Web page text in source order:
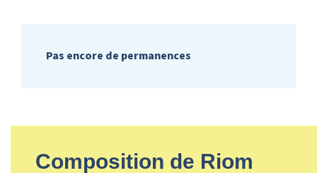
Pas encore de permanences
Composition de Riom